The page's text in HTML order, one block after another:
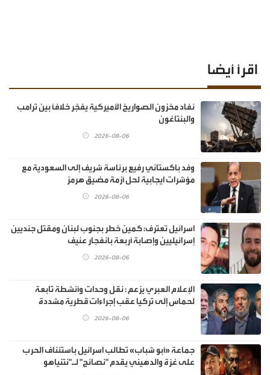
اقرأ أيضا
نفاد مخزون الصواريخ الأميركية يفجّر خلافًا بين ترامب
والبنتاغون
2026-08-06
وفد باكستاني رفيع برئاسة شريف إلى السعودية مع
مؤشرات ايجابية لحل أزمة مضيق هرمز
2026-08-06
اسرائيل تعترف: كمين خطر بجنوب لبنان ومقتل جنديين
إسرائيليين وإصابة أربعة بانفجار عنيف
2026-08-06
الإعلام العبري يزعم : نقل وحدات وأنشطة تابعة
لحماس إلى تركيا عقب إجراءات قطرية مشددة
2026-08-06
جماعة «أبو شباب» تطالب اسرائيل باستئناف الحرب
على غزة والدهيني يقدم "نصائح" لـ"نتنياهو